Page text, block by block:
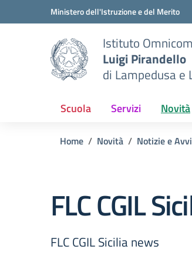
Vai ai contenuti
Vai al menu di navigazioneMinistero dell'Istruzione e del Merito
Istituto
Luigi Pirandello
di Lampedusa e
Scuola Servizi Novità
Home Novità Notizie e
FLC CGIL
FLC CGIL Sicilia news